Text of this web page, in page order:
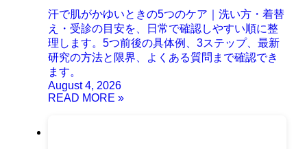
汗で肌がかゆいときの5つのケア｜洗い方・着替
え・受診の目安を、日常で確認しやすい順に整
理します。5つ前後の具体例、3ステップ、最新
研究の方法と限界、よくある質問まで確認でき
ます。
August 4, 2026